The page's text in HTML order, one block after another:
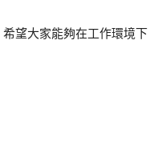
望大家能夠在工作環境下